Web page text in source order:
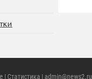
| Статистика | admin@news2.ru